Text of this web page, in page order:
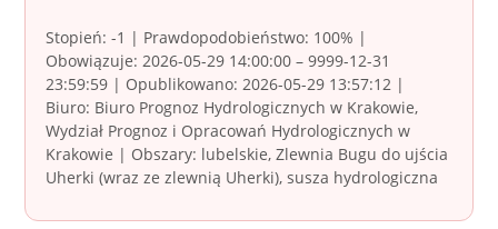
Stopień: -1 | Prawdopodobieństwo: 100% |
Obowiązuje: 2026-05-29 14:00:00 – 9999-12-31
23:59:59 | Opublikowano: 2026-05-29 13:57:12 |
Biuro: Biuro Prognoz Hydrologicznych w Krakowie,
Wydział Prognoz i Opracowań Hydrologicznych w
Krakowie | Obszary: lubelskie, Zlewnia Bugu do ujścia
Uherki (wraz ze zlewnią Uherki), susza hydrologiczna